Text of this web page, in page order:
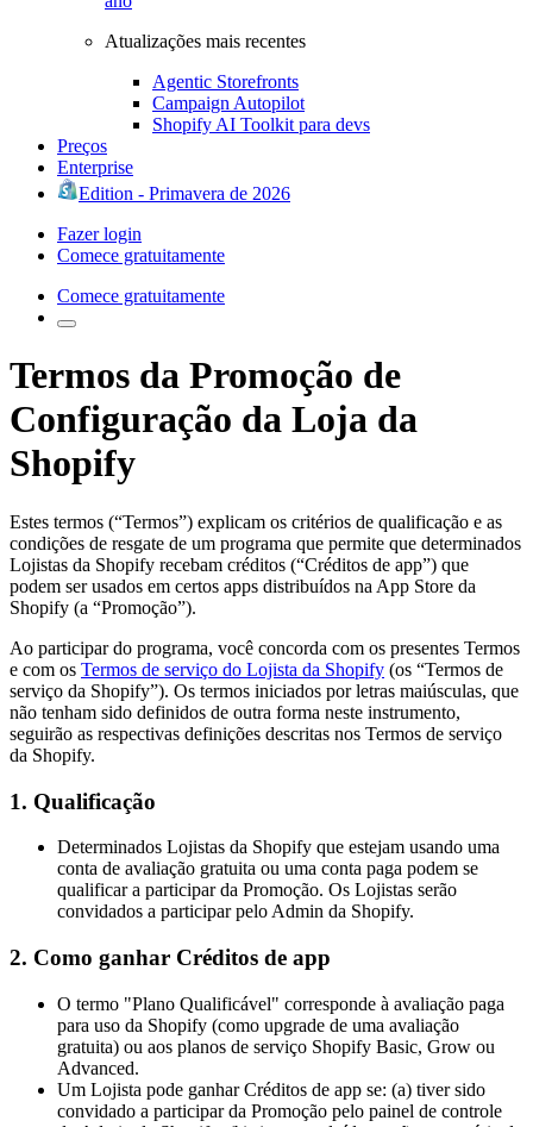
Atualizações mais recentes
Agentic Storefronts
Campaign Autopilot
Shopify AI Toolkit para devs
Preços
Enterprise
Edition - Primavera de 2026
Fazer login
Comece gratuitamente
Comece gratuitamente
Termos da Promoção de
Configuração da Loja da
Shopify
Estes termos (“Termos”) explicam os critérios de qualificação e as
condições de resgate de um programa que permite que determinados
Lojistas da Shopify recebam créditos (“Créditos de app”) que
podem ser usados em certos apps distribuídos na App Store da
Shopify (a “Promoção”).
Ao participar do programa, você concorda com os presentes Termos
e com os Termos de serviço do Lojista da Shopify (os “Termos de
serviço da Shopify”). Os termos iniciados por letras maiúsculas, que
não tenham sido definidos de outra forma neste instrumento,
seguirão as respectivas definições descritas nos Termos de serviço
da Shopify.
1. Qualificação
Determinados Lojistas da Shopify que estejam usando uma
conta de avaliação gratuita ou uma conta paga podem se
qualificar a participar da Promoção. Os Lojistas serão
convidados a participar pelo Admin da Shopify.
2. Como ganhar Créditos de app
O termo "Plano Qualificável" corresponde à avaliação paga
para uso da Shopify (como upgrade de uma avaliação
gratuita) ou aos planos de serviço Shopify Basic, Grow ou
Advanced.
Um Lojista pode ganhar Créditos de app se: (a) tiver sido
convidado a participar da Promoção pelo painel de controle